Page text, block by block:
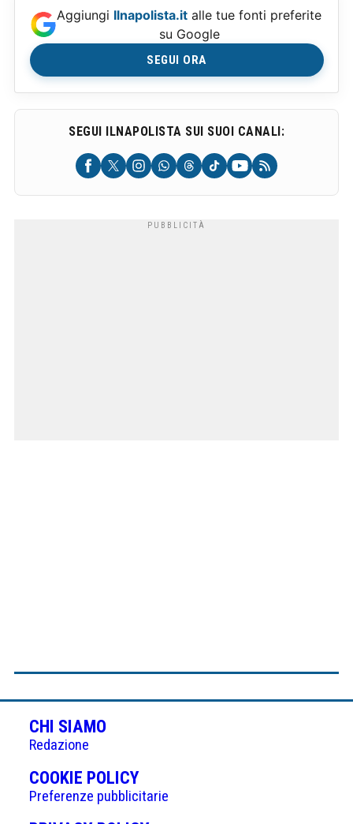
Aggiungi Ilnapolista.it alle tue fonti preferite
su Google
SEGUI ORA
SEGUI ILNAPOLISTA SUI SUOI CANALI:
CHI SIAMO
Redazione
COOKIE POLICY(APRE
IN
UNA
Preferenze pubblicitarie